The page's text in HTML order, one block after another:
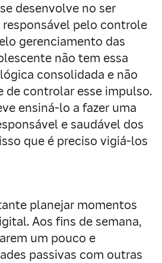
desenvolve no ser
responsável pelo controle
gerenciamento das
não tem essa
consolidada e não
de controlar esse impulso.
ensiná-lo a fazer uma
e saudável dos
que é preciso vigiá-los
planejar momentos
Aos fins de semana,
um pouco e
passivas com outras